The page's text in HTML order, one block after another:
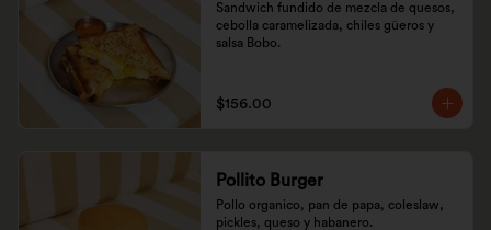
Sandwich fundido de mezcla de quesos,
cebolla caramelizada, chiles güeros y
salsa Bobo.
$156.00
Pollito Burger
Pollo organico, pan de papa, coleslaw,
pickles, queso y habanero.